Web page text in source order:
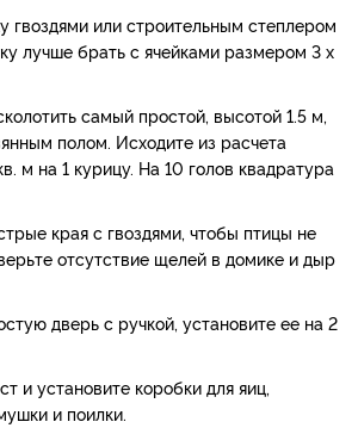
гвоздями или строительным степлером
лучше брать с ячейками размером 3 х
самый простой, высотой 1.5 м,
полом. Исходите из расчета
м на 1 курицу. На 10 голов квадратура
края с гвоздями, чтобы птицы не
отсутствие щелей в домике и дыр
дверь с ручкой, установите ее на 2
и установите коробки для яиц,
и поилки.